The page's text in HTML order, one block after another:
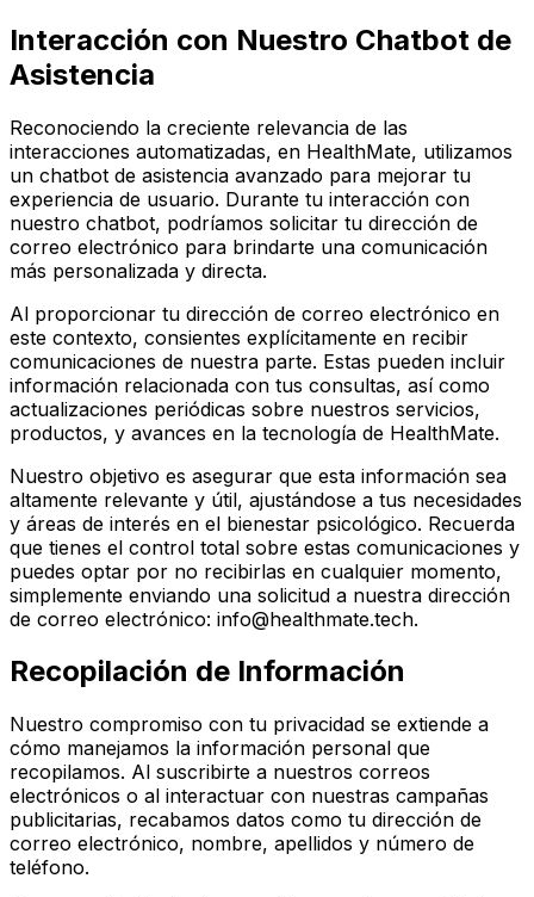
Interacción con Nuestro Chatbot de
Asistencia
Reconociendo la creciente relevancia de las
interacciones automatizadas, en HealthMate, utilizamos
un chatbot de asistencia avanzado para mejorar tu
experiencia de usuario. Durante tu interacción con
nuestro chatbot, podríamos solicitar tu dirección de
correo electrónico para brindarte una comunicación
más personalizada y directa.
Al proporcionar tu dirección de correo electrónico en
este contexto, consientes explícitamente en recibir
comunicaciones de nuestra parte. Estas pueden incluir
información relacionada con tus consultas, así como
actualizaciones periódicas sobre nuestros servicios,
productos, y avances en la tecnología de HealthMate.
Nuestro objetivo es asegurar que esta información sea
altamente relevante y útil, ajustándose a tus necesidades
y áreas de interés en el bienestar psicológico. Recuerda
que tienes el control total sobre estas comunicaciones y
puedes optar por no recibirlas en cualquier momento,
simplemente enviando una solicitud a nuestra dirección
de correo electrónico: info@healthmate.tech.
Recopilación de Información
Nuestro compromiso con tu privacidad se extiende a
cómo manejamos la información personal que
recopilamos. Al suscribirte a nuestros correos
electrónicos o al interactuar con nuestras campañas
publicitarias, recabamos datos como tu dirección de
correo electrónico, nombre, apellidos y número de
teléfono.